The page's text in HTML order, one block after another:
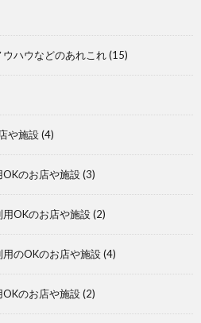
ウハウなどのあれこれ(15)
や施設(4)
OKのお店や施設(3)
用OKのお店や施設(2)
用のOKのお店や施設(4)
OKのお店や施設(2)